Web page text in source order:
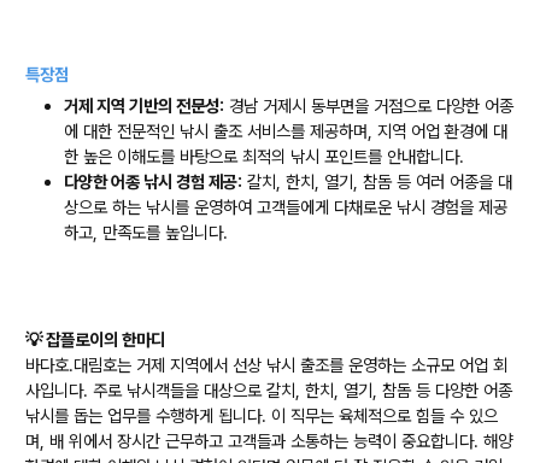
특장점
거제 지역 기반의 전문성: 경남 거제시 동부면을 거점으로 다양한 어종
에 대한 전문적인 낚시 출조 서비스를 제공하며, 지역 어업 환경에 대
한 높은 이해도를 바탕으로 최적의 낚시 포인트를 안내합니다.
다양한 어종 낚시 경험 제공: 갈치, 한치, 열기, 참돔 등 여러 어종을 대
상으로 하는 낚시를 운영하여 고객들에게 다채로운 낚시 경험을 제공
하고, 만족도를 높입니다.
💡 잡플로이의 한마디
바다호.대림호는 거제 지역에서 선상 낚시 출조를 운영하는 소규모 어업 회
사입니다. 주로 낚시객들을 대상으로 갈치, 한치, 열기, 참돔 등 다양한 어종
낚시를 돕는 업무를 수행하게 됩니다. 이 직무는 육체적으로 힘들 수 있으
며, 배 위에서 장시간 근무하고 고객들과 소통하는 능력이 중요합니다. 해양